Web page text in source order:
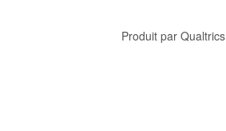
Produit par Qualtrics